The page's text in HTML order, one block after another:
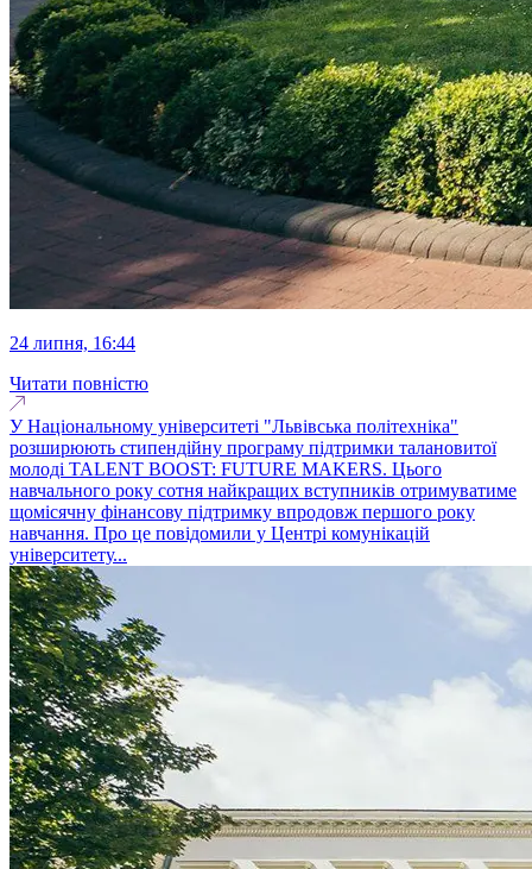
24 липня, 16:44
Читати повністю
У Національному університеті "Львівська політехніка"
розширюють стипендійну програму підтримки талановитої
молоді TALENT BOOST: FUTURE MAKERS. Цього
навчального року сотня найкращих вступників отримуватиме
щомісячну фінансову підтримку впродовж першого року
навчання. Про це повідомили у Центрі комунікацій
університету...